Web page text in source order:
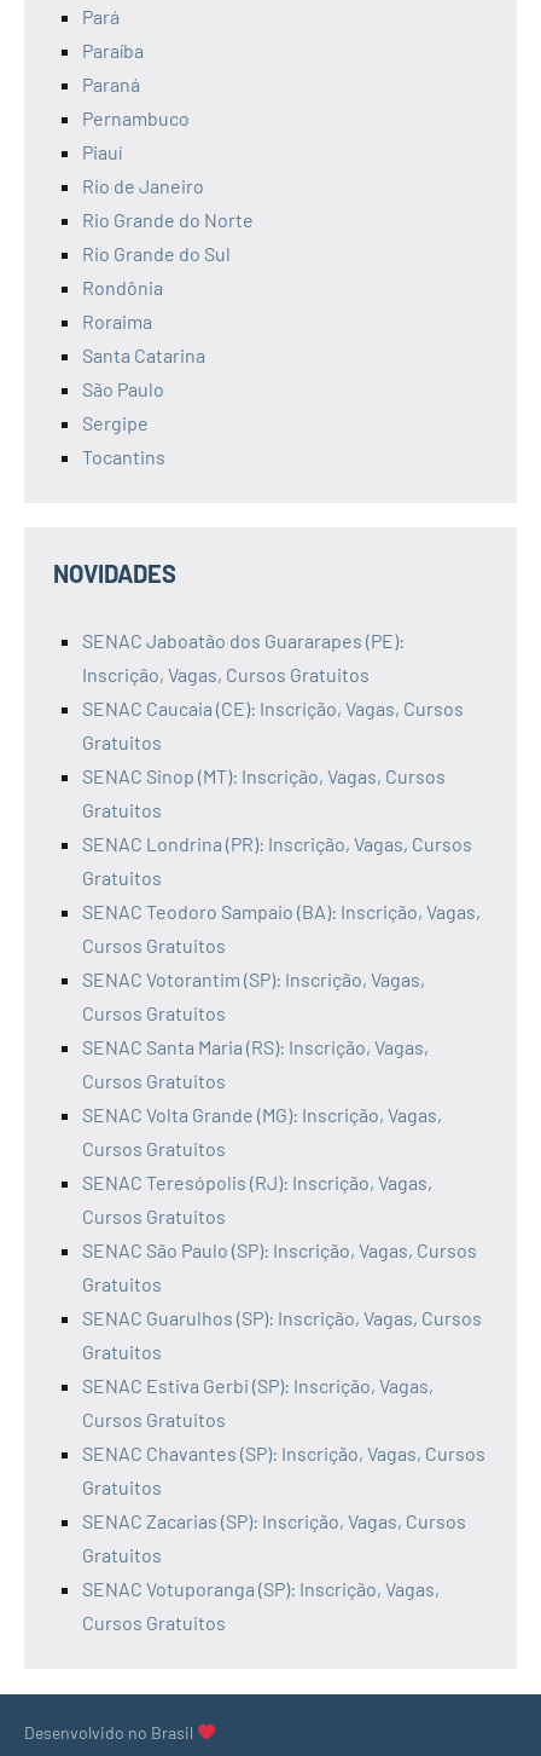
Pará
Paraíba
Paraná
Pernambuco
Piauí
Rio de Janeiro
Rio Grande do Norte
Rio Grande do Sul
Rondônia
Roraima
Santa Catarina
São Paulo
Sergipe
Tocantins
NOVIDADES
SENAC Jaboatão dos Guararapes (PE):
Inscrição, Vagas, Cursos Gratuitos
SENAC Caucaia (CE): Inscrição, Vagas, Cursos
Gratuitos
SENAC Sinop (MT): Inscrição, Vagas, Cursos
Gratuitos
SENAC Londrina (PR): Inscrição, Vagas, Cursos
Gratuitos
SENAC Teodoro Sampaio (BA): Inscrição, Vagas,
Cursos Gratuitos
SENAC Votorantim (SP): Inscrição, Vagas,
Cursos Gratuitos
SENAC Santa Maria (RS): Inscrição, Vagas,
Cursos Gratuitos
SENAC Volta Grande (MG): Inscrição, Vagas,
Cursos Gratuitos
SENAC Teresópolis (RJ): Inscrição, Vagas,
Cursos Gratuitos
SENAC São Paulo (SP): Inscrição, Vagas, Cursos
Gratuitos
SENAC Guarulhos (SP): Inscrição, Vagas, Cursos
Gratuitos
SENAC Estiva Gerbi (SP): Inscrição, Vagas,
Cursos Gratuitos
SENAC Chavantes (SP): Inscrição, Vagas, Cursos
Gratuitos
SENAC Zacarias (SP): Inscrição, Vagas, Cursos
Gratuitos
SENAC Votuporanga (SP): Inscrição, Vagas,
Cursos Gratuitos
Desenvolvido no Brasil